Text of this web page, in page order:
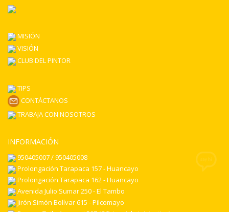
MISIÓN
VISIÓN
CLUB DEL PINTOR
TIPS
CONTÁCTANOS
TRABAJA CON NOSOTROS
INFORMACIÓN
950405007 / 950405008
Prolongación Tarapaca 157 - Huancayo
Prolongación Tarapaca 162 - Huancayo
Avenida Julio Sumar 250 - El Tambo
Jirón Simón Bolívar 615 - Pilcomayo